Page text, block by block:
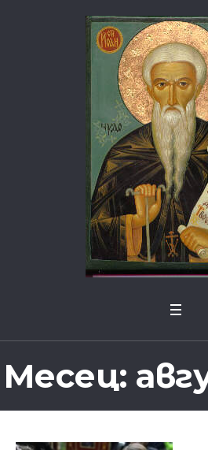
Месец: